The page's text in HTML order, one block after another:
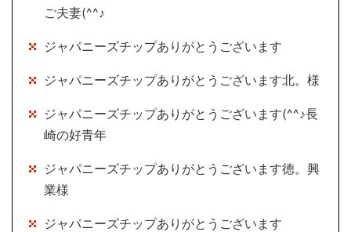
ご夫妻(^^♪
ジャパニーズチップありがとうございます
ジャパニーズチップありがとうございます北。様
ジャパニーズチップありがとうございます(^^♪長
崎の好青年
ジャパニーズチップありがとうございます徳。興
業様
ジャパニーズチップありがとうございます